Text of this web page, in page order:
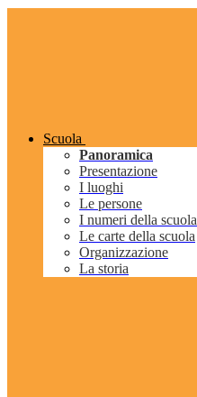
Scuola
Panoramica
Presentazione
I luoghi
Le persone
I numeri della scuola
Le carte della scuola
Organizzazione
La storia